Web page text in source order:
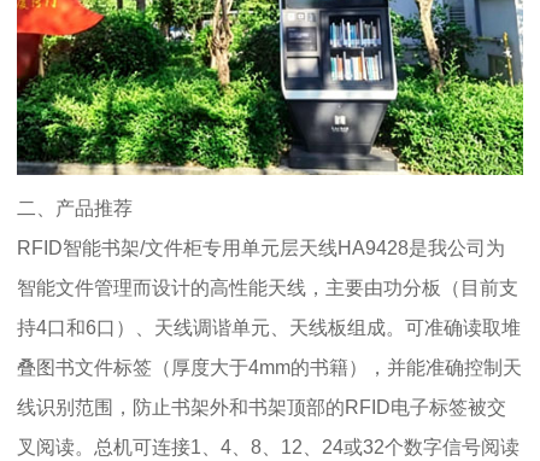
二、产品推荐
RFID智能书架/文件柜专用单元层天线HA9428是我公司为
智能文件管理而设计的高性能天线，主要由功分板（目前支
持4口和6口）、天线调谐单元、天线板组成。可准确读取堆
叠图书文件标签（厚度大于4mm的书籍），并能准确控制天
线识别范围，防止书架外和书架顶部的RFID电子标签被交
叉阅读。总机可连接1、4、8、12、24或32个数字信号阅读